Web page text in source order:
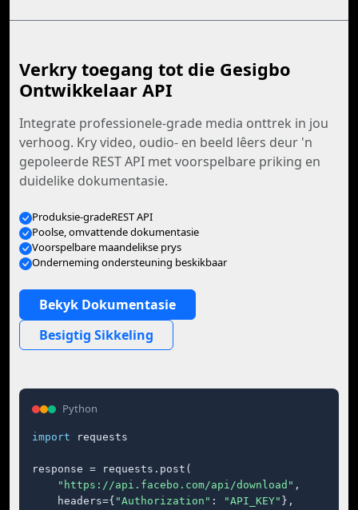
Verkry toegang tot die Gesigbo
Ontwikkelaar API
Integrate professionele-grade media onttrek in jou
verhoog. Kry video, oudio- en beeld lêers deur 'n
gepoleerde REST API met voorspelbare priking en
duidelike dokumentasie.
Produksie-gradeREST API
Poolse, omvattende dokumentasie
Voorspelbare maandelikse prys
Onderneming ondersteuning beskikbaar
Bekyk Dokumentasie
Besigtig Sikkeling
Python
import requests
response = requests.post(
"https://api.facebo.com/api/download" ,
    headers={
"Authorization" : "API_KEY" },